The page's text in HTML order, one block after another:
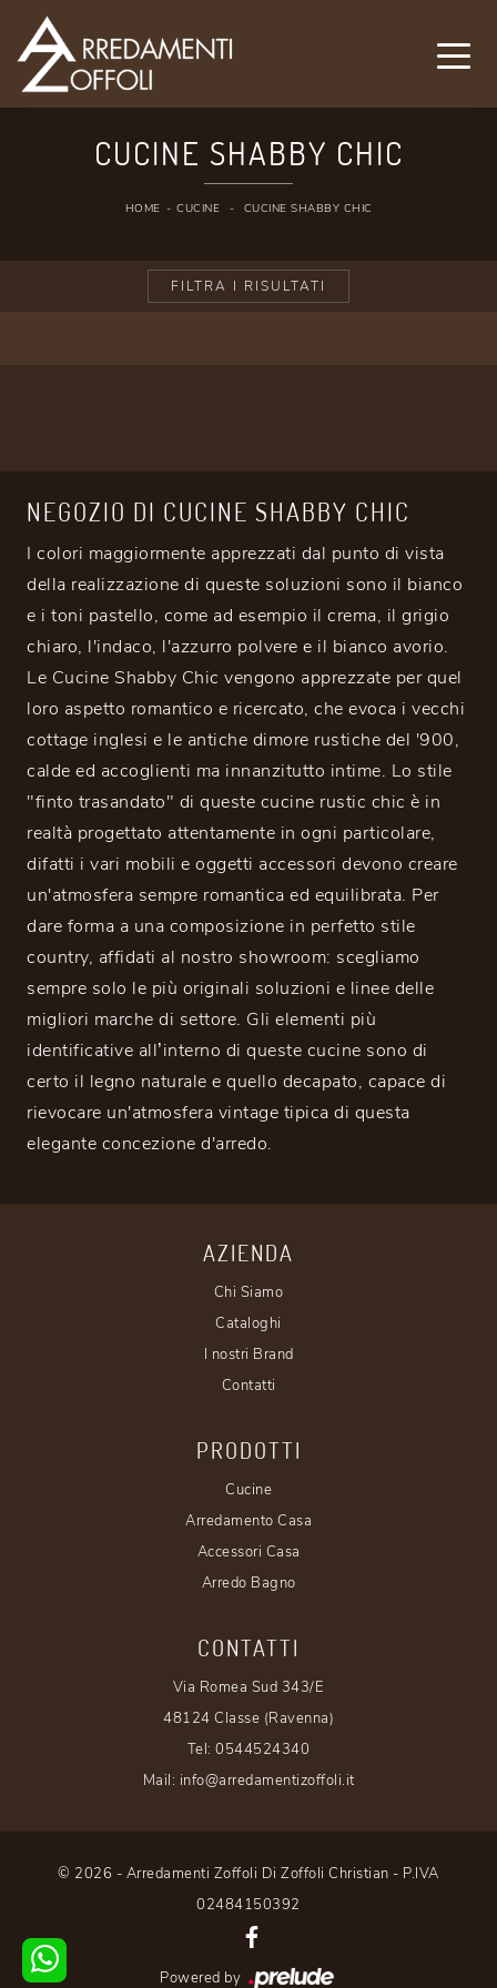
CUCINE SHABBY CHIC
HOME - CUCINE - CUCINE SHABBY CHIC
FILTRA I RISULTATI
NEGOZIO DI CUCINE SHABBY CHIC
I colori maggiormente apprezzati dal punto di vista
della realizzazione di queste soluzioni sono il bianco
e i toni pastello, come ad esempio il crema, il grigio
chiaro, l'indaco, l'azzurro polvere e il bianco avorio.
Le Cucine Shabby Chic vengono apprezzate per quel
loro aspetto romantico e ricercato, che evoca i vecchi
cottage inglesi e le antiche dimore rustiche del '900,
calde ed accoglienti ma innanzitutto intime. Lo stile
"finto trasandato" di queste cucine rustic chic è in
realtà progettato attentamente in ogni particolare,
difatti i vari mobili e oggetti accessori devono creare
un'atmosfera sempre romantica ed equilibrata. Per
dare forma a una composizione in perfetto stile
country, affidati al nostro showroom: scegliamo
sempre solo le più originali soluzioni e linee delle
migliori marche di settore. Gli elementi più
identificative all’interno di queste cucine sono di
certo il legno naturale e quello decapato, capace di
rievocare un'atmosfera vintage tipica di questa
elegante concezione d'arredo.
AZIENDA
Chi Siamo
Cataloghi
I nostri Brand
Contatti
PRODOTTI
Cucine
Arredamento Casa
Accessori Casa
Arredo Bagno
CONTATTI
Via Romea Sud 343/E
48124 Classe (Ravenna)
Tel:0544524340
Mail: info@arredamentizoffoli.it
© 2026 - Arredamenti Zoffoli Di Zoffoli Christian - P.IVA
02484150392
Powered by